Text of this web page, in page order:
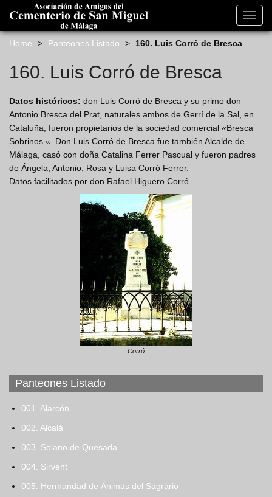
Home
> Panteones Listado > 160. Luis Corró de Bresca
160. Luis Corró de Bresca
Datos históricos: don Luis Corró de Bresca y su primo don
Antonio Bresca del Prat, naturales ambos de Gerrí de la Sal, en
Cataluña, fueron propietarios de la sociedad comercial «Bresca
Sobrinos «. Don Luis Corró de Bresca fue también Alcalde de
Málaga, casó con doña Catalina Ferrer Pascual y fueron padres
de Ángela, Antonio, Rosa y Luisa Corró Ferrer.
Datos facilitados por don Rafael Higuero Corró.
Corró
Panteones Listado
001. Alarcón
002. Alcalá
003. Solano de Quesada
004. Sirvent
005. Hermandad de Ánimas del Sagrario